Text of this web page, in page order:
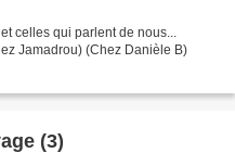
celles qui parlent de nous...
Jamadrou) (Chez Danièle B)
(3)